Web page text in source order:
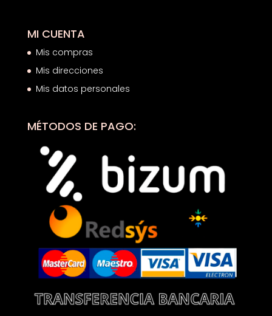
MI CUENTA
Mis compras
Mis direcciones
Mis datos personales
MÉTODOS DE PAGO: